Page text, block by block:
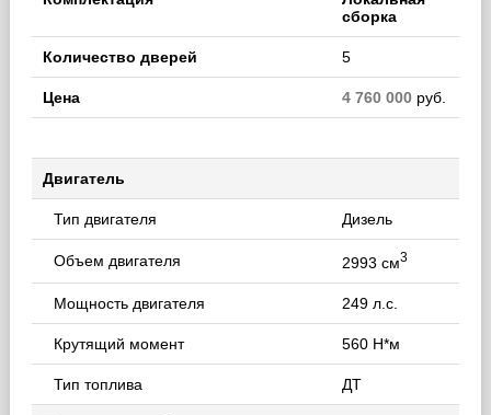
сборка
Количество дверей 5
Цена 4 760 000руб.
Двигатель
Тип двигателя Дизель
Объем двигателя 2993 см3
Мощность двигателя 249 л.с.
Крутящий момент 560 Н*м
Тип топлива ДТ